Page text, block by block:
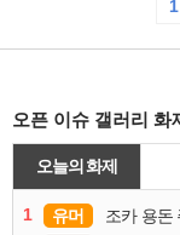
1
오픈 이슈 갤러리 화
오늘의 화제
1 유머 조카 용돈